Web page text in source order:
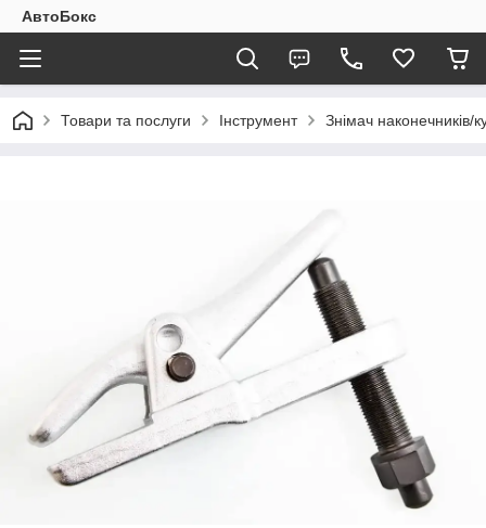
АвтоБокс
Товари та послуги Інструмент Знімач